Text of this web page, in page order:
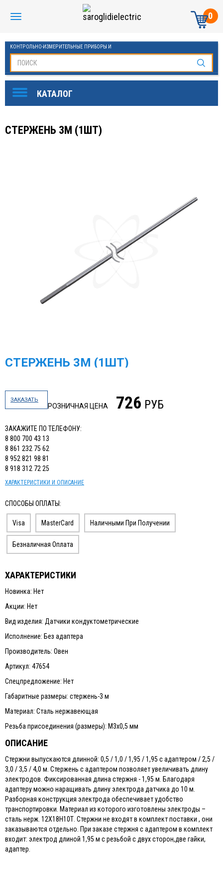
0
КОНТРОЛЬНО-ИЗМЕРИТЕЛЬНЫЕ ПРИБОРЫ И
СТЕРЖЕНЬ 3М (1ШТ)
СТЕРЖЕНЬ 3М (1ШТ)
ЗАКАЗАТЬ
РОЗНИЧНАЯ ЦЕНА 726 РУБ
ЗАКАЖИТЕ ПО ТЕЛЕФОНУ:
8 800 700 43 13
8 861 232 75 62
8 952 821 98 81
8 918 312 72 25
ХАРАКТЕРИСТИКИ И ОПИСАНИЕ
СПОСОБЫ ОПЛАТЫ:
Visa MasterCard Наличными При Получении
Безналичная Оплата
ХАРАКТЕРИСТИКИ
Новинка: Нет
Акции: Нет
Вид изделия: Датчики кондуктометрические
Исполнение: Без адаптера
Производитель: Овен
Артикул: 47654
Спецпредложение: Нет
Габаритные размеры: стержень-3 м
Материал: Сталь нержавеющая
Резьба присоединения (размеры): М3х0,5 мм
ОПИСАНИЕ
Стержни выпускаются длинной: 0,5 / 1,0 / 1,95 / 1,95 с адаптером / 2,5 /
3,0 / 3,5 / 4,0 м. Стержень с адаптером позволяет увеличивать длину
электродов. Фиксированная длина стержня - 1,95 м. Благодаря
адаптеру можно наращивать длину электрода датчика до 10 м.
Разборная конструкция электрода обеспечивает удобство
транспортировки. Материал из которого изготовлены электроды –
сталь нерж. 12Х18Н10Т. Стержни не входят в комплект поставки , они
заказываются отдельно. При заказе стержня с адаптером в комплект
входит: электрод длиной 1,95 м с резьбой с двух сторон,две гайки,
адаптер.